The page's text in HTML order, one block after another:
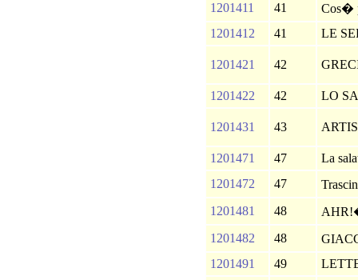
1201411 41
Cos�
1201412
41 LE
1201421 42
1201422 42 LO
1201431 43
1201471 47
La
1201472
47
1201481
48
1201482
48
1201491
49